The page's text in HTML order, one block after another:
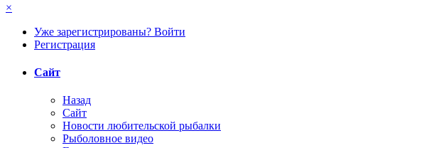
×
Уже зарегистрированы? Войти
Регистрация
Сайт
Назад
Сайт
Новости любительской рыбалки
Рыболовное видео